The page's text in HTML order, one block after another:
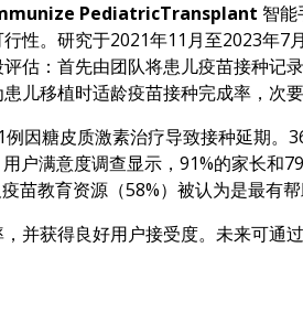
PediatricTransplant 智
性。研究于2021年11月至2023年7
估：首先由团队将患儿疫苗接种记
移植时适龄疫苗接种完成率，次
因糖皮质激素治疗导致接种延期。
户满意度调查显示，91%的家长和
苗教育资源（58%）被认为是最有帮
并获得良好用户接受度。未来可通